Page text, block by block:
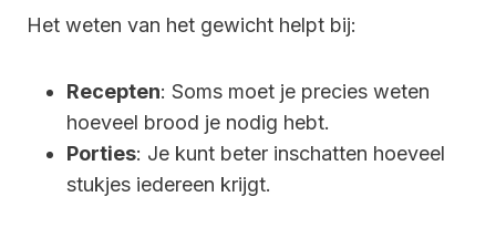
Het weten van het gewicht helpt bij:
Recepten: Soms moet je precies weten
hoeveel brood je nodig hebt.
Porties: Je kunt beter inschatten hoeveel
stukjes iedereen krijgt.